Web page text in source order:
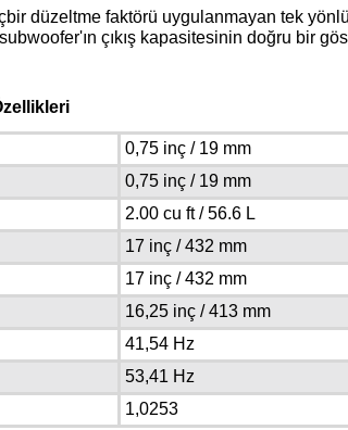
düzeltme faktörü uygulanmayan tek
çıkış kapasitesinin doğru bir
0,75 inç / 19 mm
0,75 inç / 19 mm
2.00 cu ft / 56.6 L
17 inç / 432 mm
17 inç / 432 mm
16,25 inç / 413 mm
41,54 Hz
53,41 Hz
1,0253